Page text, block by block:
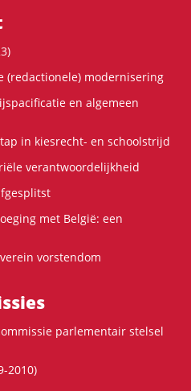
(redactionele) modernisering
en algemeen
in kiesrecht- en schoolstrijd
verantwoordelijkheid
met België: een
vorstendom
parlementair stelsel
2010)